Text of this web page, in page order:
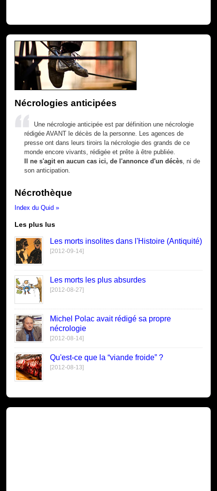
Nécrologies anticipées
Une nécrologie anticipée est par définition une nécrologie
rédigée AVANT le décès de la personne. Les agences de
presse ont dans leurs tiroirs la nécrologie des grands de ce
monde encore vivants, rédigée et prête à être publiée.
Il ne s'agit en aucun cas ici, de l'annonce d'un décès , ni de
son anticipation.
Nécrothèque
Index du Quid »
Les plus lus
Les morts insolites dans l'Histoire (Antiquité)
[2012-09-14]
Les morts les plus absurdes
[2012-08-27]
Michel Polac avait rédigé sa propre
nécrologie
[2012-08-14]
Qu'est-ce que la “viande froide” ?
[2012-08-13]